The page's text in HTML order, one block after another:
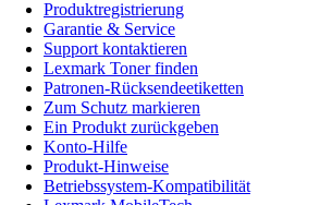
Produktregistrierung
Garantie & Service
Support kontaktieren
Lexmark Toner finden
Patronen-Rücksendeetiketten
Zum Schutz markieren
Ein Produkt zurückgeben
Konto-Hilfe
Produkt-Hinweise
Betriebssystem-Kompatibilität